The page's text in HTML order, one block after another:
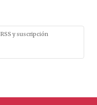
RSS y suscripción